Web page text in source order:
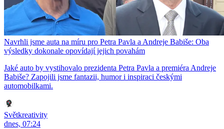
Navrhli jsme auta na míru pro Petra Pavla a Andreje Babiše: Oba
výsledky dokonale opovídají jejich povahám
Jaké auto by vystihovalo prezidenta Petra Pavla a premiéra Andreje
Babiše? Zapojili jsme fantazii, humor i inspiraci českými
automobilkami.
Světkreativity
dnes, 07:24